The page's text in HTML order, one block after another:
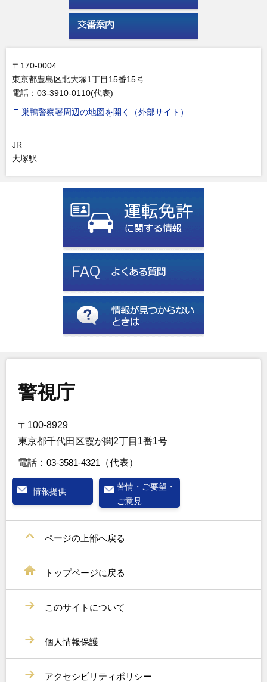
〒170-0004
東京都豊島区北大塚1丁目15番15号
電話：03-3910-0110(代表)
巣鴨警察署周辺の地図を開く（外部サイト）
JR
大塚駅
警視庁
〒100-8929
東京都千代田区霞が関2丁目1番1号
電話： 03-3581-4321 （代表）
情報提供
苦情・ご要望・
ご意見
ページの上部へ戻る
トップページに戻る
このサイトについて
個人情報保護
アクセシビリティポリシー